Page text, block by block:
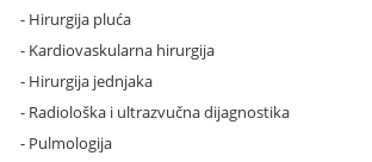
- Hirurgija pluća
- Kardiovaskularna hirurgija
- Hirurgija jednjaka
- Radiološka i ultrazvučna dijagnostika
- Pulmologija